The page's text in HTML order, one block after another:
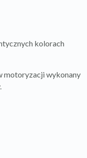
kolorach
motoryzacji wykonany